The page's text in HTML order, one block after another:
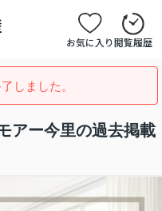
お気に入り閲覧履歴
しました。
アー今里の過去掲載